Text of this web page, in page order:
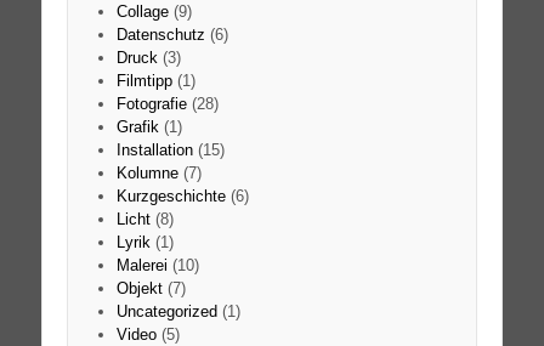
Collage(9)
Datenschutz (6)
Druck (3)
Filmtipp(1)
Fotografie(28)
Grafik (1)
Installation(15)
Kolumne(7)
Kurzgeschichte(6)
Licht(8)
Lyrik (1)
Malerei (10)
Objekt(7)
Uncategorized(1)
Video(5)